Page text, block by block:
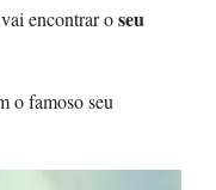
vai encontrar oseu
o famoso seu